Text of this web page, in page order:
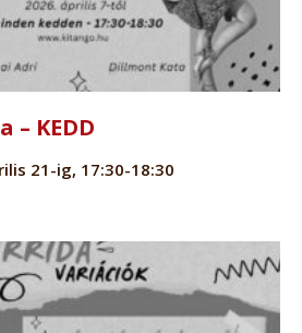
– KEDD
21-ig, 17:30-18:30